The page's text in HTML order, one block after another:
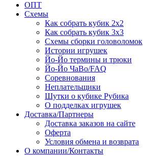
ОПТ
Схемы
Как собрать кубик 2х2
Как собрать кубик 3х3
Схемы сборки головоломок
Истории игрушек
Йо-Йо термины и трюки
Йо-Йо ЧаВо/FAQ
Соревнования
Неплательщики
Шутки о кубике Рубика
О подделках игрушек
Доставка/Партнеры
Доставка заказов на сайте
Оферта
Условия обмена и возврата
О компании/Контакты